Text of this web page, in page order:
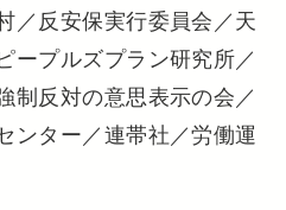
／反安保実行委員会／天
ープルズプラン研究所／
制反対の意思表示の会／
ンター／連帯社／労働運